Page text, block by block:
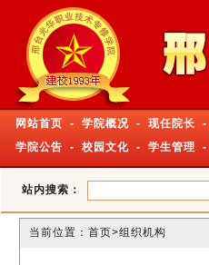
网站首页 - 学院概况 - 现任院长 -
学院公告 - 校园文化 - 学生管理 -
站内搜索：
当前位置： 首页>组织机构